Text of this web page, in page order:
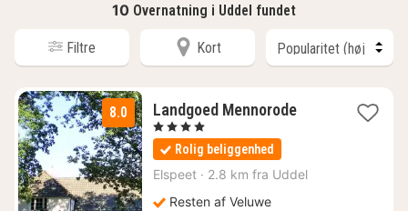
10 Overnatning i Uddel fundet
Filtre Kort
8.0 Landgoed Mennorode1
kr.
, 4 Stjerner
Rolig beliggenhed
Elspeet · 2.8 km fra Uddel
Resten af Veluwe